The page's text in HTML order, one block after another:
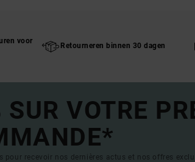
voor
Retourneren binnen 30 dagen
SUR VOTRE
pour recevoir nos dernières actus et nos offres